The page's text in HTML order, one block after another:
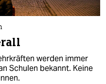
werden immer
Schulen bekannt. Keine